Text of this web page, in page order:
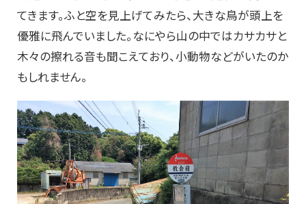
てきます。ふと空を見上げてみたら、大きな鳥が頭上を
優雅に飛んでいました。なにやら山の中ではカサカサと
木々の擦れる音も聞こえており、小動物などがいたのか
もしれません。